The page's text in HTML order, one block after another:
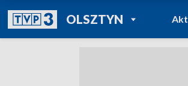
OLSZTYNPOWRÓT DO
TVP REGIONY